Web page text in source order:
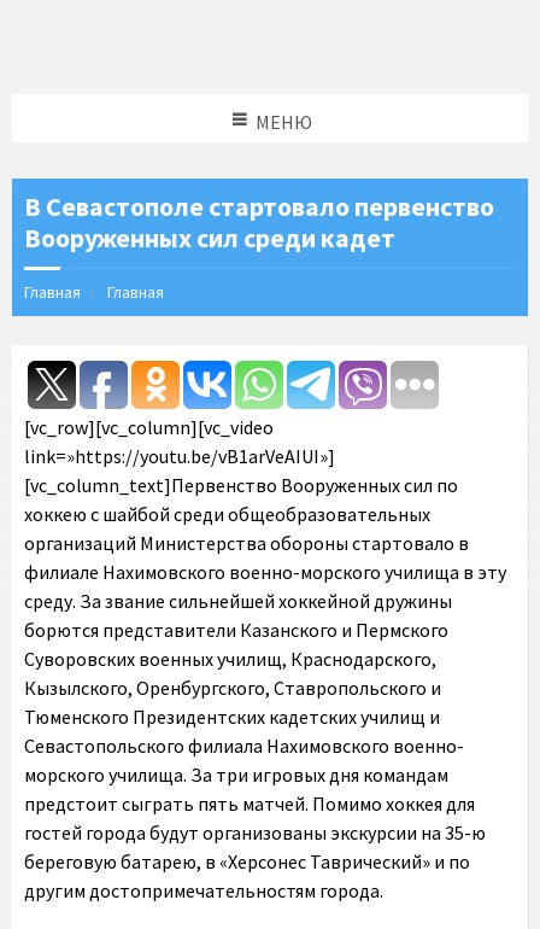
МЕНЮ
В Севастополе стартовало первенство
Вооруженных сил среди кадет
Главная Главная
[vc_row][vc_column][vc_video
link=»https://youtu.be/vB1arVeAIUI»]
[vc_column_text]Первенство Вооруженных сил по
хоккею с шайбой среди общеобразовательных
организаций Министерства обороны стартовало в
филиале Нахимовского военно-морского училища в эту
среду. За звание сильнейшей хоккейной дружины
борются представители Казанского и Пермского
Суворовских военных училищ, Краснодарского,
Кызылского, Оренбургского, Ставропольского и
Тюменского Президентских кадетских училищ и
Севастопольского филиала Нахимовского военно-
морского училища. За три игровых дня командам
предстоит сыграть пять матчей. Помимо хоккея для
гостей города будут организованы экскурсии на 35-ю
береговую батарею, в «Херсонес Таврический» и по
другим достопримечательностям города.